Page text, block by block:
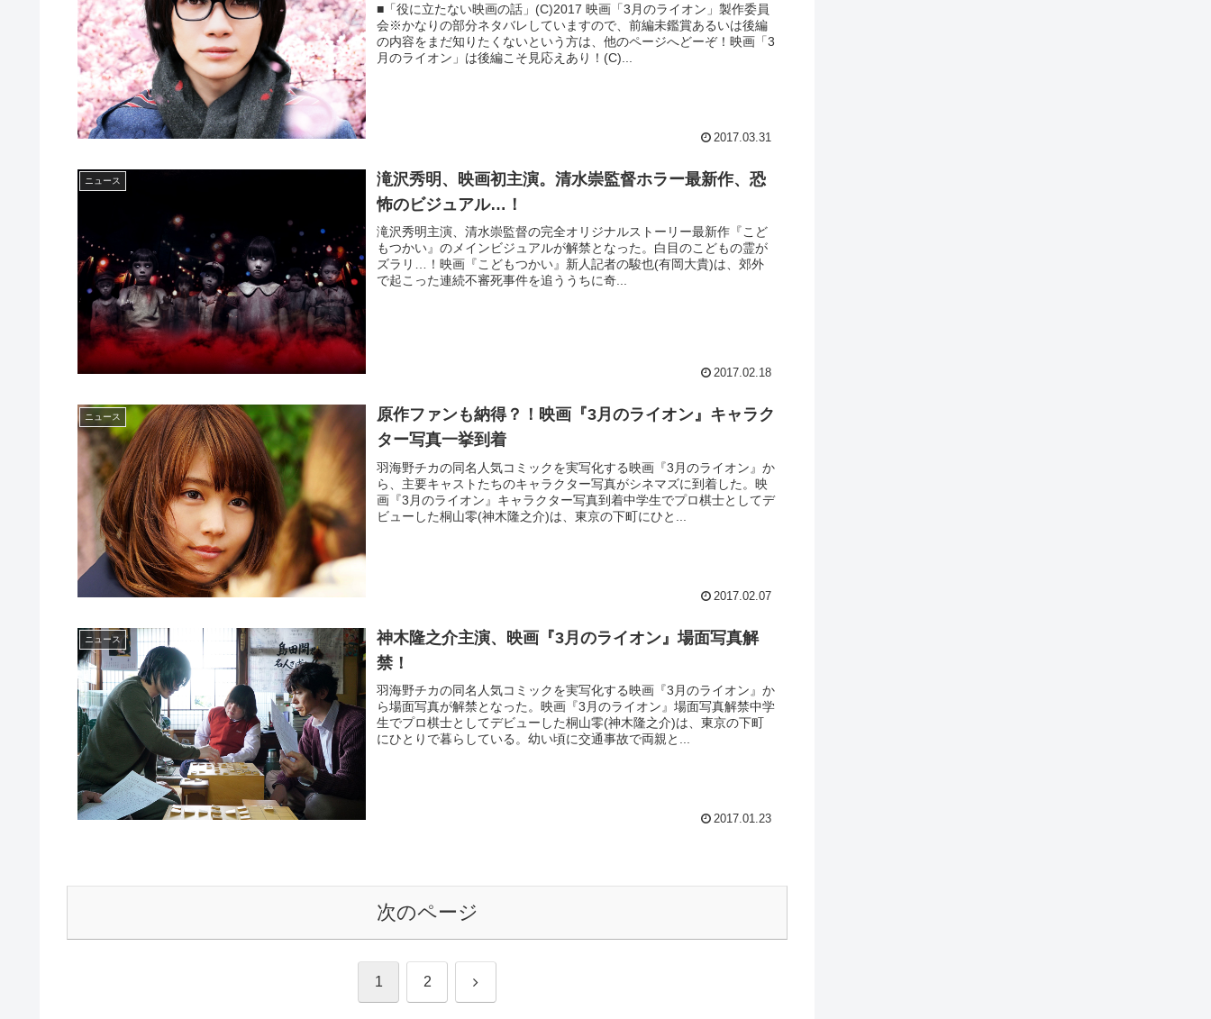
■「役に立たない映画の話」(C)2017 映画「3月のライオン」製作委員
会※かなりの部分ネタバレしていますので、前編未鑑賞あるいは後編
の内容をまだ知りたくないという方は、他のページへどーぞ！映画「3
月のライオン」は後編こそ見応えあり！(C)...
2017.03.31
ニュース
滝沢秀明、映画初主演。清水崇監督ホラー最新作、恐
怖のビジュアル…！
滝沢秀明主演、清水崇監督の完全オリジナルストーリー最新作『こど
もつかい』のメインビジュアルが解禁となった。白目のこどもの霊が
ズラリ…！映画『こどもつかい』新人記者の駿也(有岡大貴)は、郊外
で起こった連続不審死事件を追ううちに奇...
2017.02.18
ニュース
原作ファンも納得？！映画『3月のライオン』キャラク
ター写真一挙到着
羽海野チカの同名人気コミックを実写化する映画『3月のライオン』か
ら、主要キャストたちのキャラクター写真がシネマズに到着した。映
画『3月のライオン』キャラクター写真到着中学生でプロ棋士としてデ
ビューした桐山零(神木隆之介)は、東京の下町にひと...
2017.02.07
ニュース
神木隆之介主演、映画『3月のライオン』場面写真解
禁！
羽海野チカの同名人気コミックを実写化する映画『3月のライオン』か
ら場面写真が解禁となった。映画『3月のライオン』場面写真解禁中学
生でプロ棋士としてデビューした桐山零(神木隆之介)は、東京の下町
にひとりで暮らしている。幼い頃に交通事故で両親と...
2017.01.23
次のページ
1 2 次